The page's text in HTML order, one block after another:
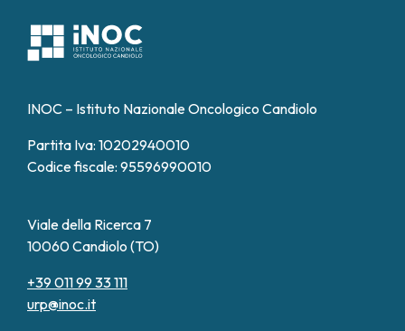
INOC – Istituto Nazionale Oncologico Candiolo
Partita Iva: 10202940010
Codice fiscale: 95596990010
Viale della Ricerca 7
10060 Candiolo (TO)
+39 011 99 33 111
urp@inoc.it